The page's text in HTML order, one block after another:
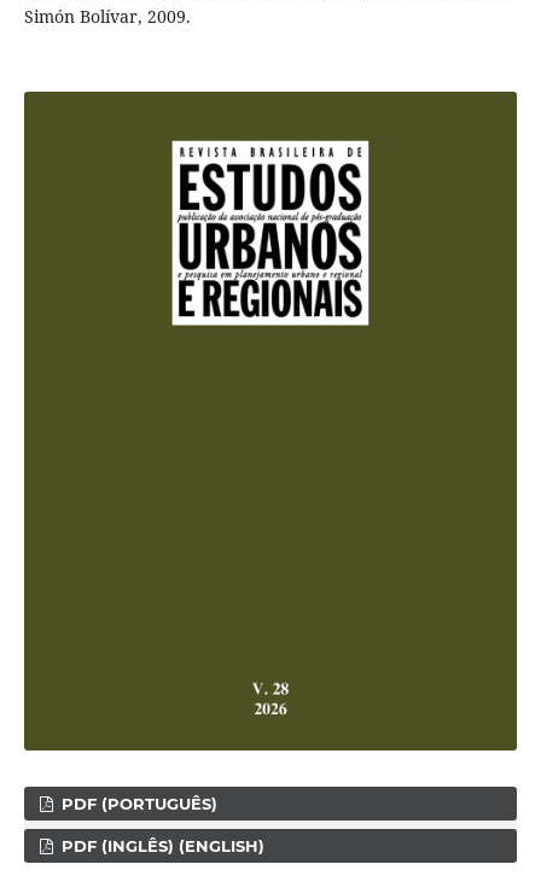
Simón Bolívar, 2009.
PDF (PORTUGUÊS)
PDF (INGLÊS) (ENGLISH)